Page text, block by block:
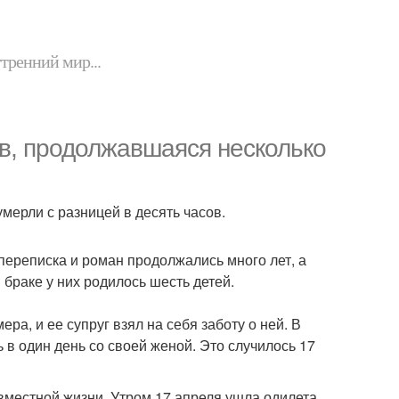
мир...
продолжавшаяся несколько
с разницей в десять часов.
и роман продолжались много лет, а
у них родилось шесть детей.
и ее супруг взял на себя заботу о ней. В
один день со своей женой. Это случилось 17